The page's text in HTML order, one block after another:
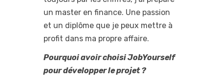
un master en finance. Une passion
et un diplôme que je peux mettre à
profit dans ma propre affaire.
Pourquoi avoir choisi JobYourself
pour développer le projet ?